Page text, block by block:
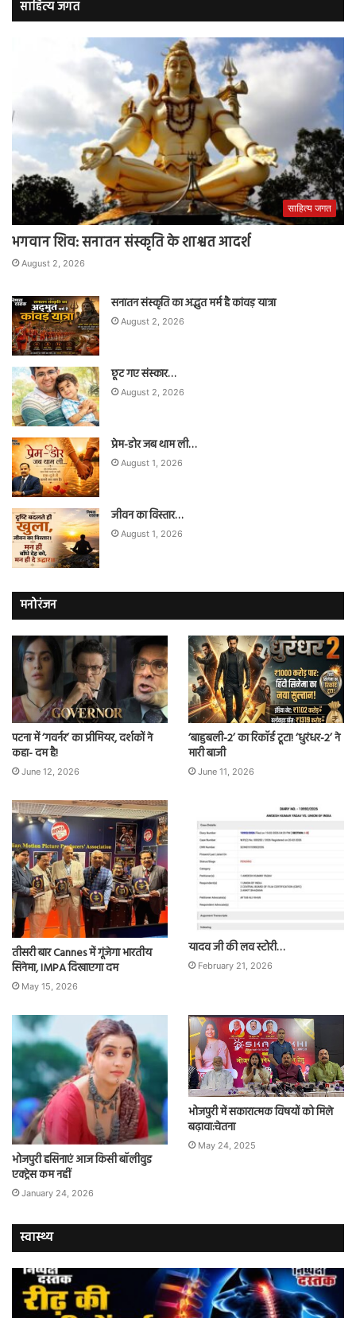
साहित्य जगत
साहित्य जगत
भगवान शिव: सनातन संस्कृति के शाश्वत आदर्श
August 2, 2026
सनातन संस्कृति का अद्भुत मर्म है कांवड़ यात्रा
August 2, 2026
छूट गए संस्कार…
August 2, 2026
प्रेम-डोर जब थाम ली…
August 1, 2026
जीवन का विस्तार…
August 1, 2026
मनोरंजन
पटना में ‘गवर्नर’ का प्रीमियर, दर्शकों ने
कहा- दम है!
June 12, 2026
‘बाहुबली-2’ का रिकॉर्ड टूटा! ‘धुरंधर-2’ ने
मारी बाजी
June 11, 2026
तीसरी बार Cannes में गूंजेगा भारतीय
सिनेमा, IMPA दिखाएगा दम
May 15, 2026
यादव जी की लव स्टोरी…
February 21, 2026
भोजपुरी हसिनाएं आज किसी बॉलीवुड
एक्ट्रेस कम नहीं
January 24, 2026
भोजपुरी में सकारात्मक विषयों को मिले
बढ़ावा:चेतना
May 24, 2025
स्वास्थ्य